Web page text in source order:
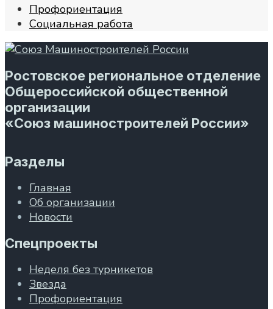
Профориентация
Социальная работа
Ростовское региональное отделение
Общероссийской общественной
организации
«Союз машиностроителей России»
Разделы
Главная
Об организации
Новости
Спецпроекты
Неделя без турникетов
Звезда
Профориентация